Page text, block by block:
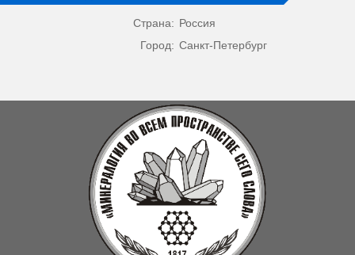
Страна: Россия
Город: Санкт-Петербург